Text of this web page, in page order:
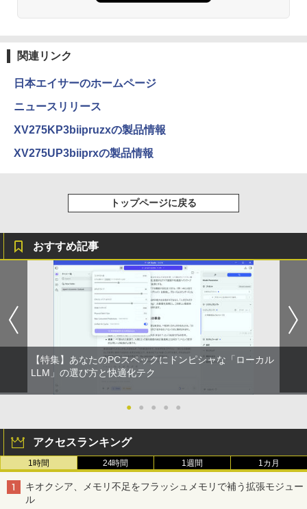
3
送料無料【中古】ガラスの仮面 1〜49巻
内すずえ 白泉社（少女コミック）
4
片田舎のおっさん、剣聖になる 11 〜
ただの田舎の剣術師範だったのに、大成
した弟子たちが俺を放ってくれない件〜
【電子書籍】[ 佐賀崎しげる ]
￥1,430
Anker Soundcore Liberty 5 アプリコットピ
【2026年アップグレード版】AOKIMI ワイヤ
セリング 自動ペアリング Type-C充電 マイク
付き 防水 タッチ式音量調整 スポーツ/通勤/通
学/WEB会議(ホワイト)
￥1,964
Xiaomi シャオミ REDMI Buds 8 Lite ワイヤ
レスイヤホン Bluetooth 5.4 ノイズキャンセ
リング ANC 36時間再生
￥250
On My Road (Stadium ver.)
￥250
On My Road (Stadium ver.)
BUGS LIFE
￥250
ットル (Smart Basic)
強炭酸水 ペットボトル 500ミリリットル (Sm
コカ・コーラ やかんの麦茶 from 爽健美茶 ラ
ベルレス 650mlPET×24本
￥2,009
￥832
ONE PIECE モノクロ版 115 (ジャンプコミッ
HUNTER×HUNTER モノクロ版 39 (ジャンプ
スーパーの裏でヤニ吸うふたり 9巻 (デジタル
版ビッグガンガンコミックス)
￥810
関連リンク
日本エイサーのホームページ
ニュースリリース
XV275KP3biipruzxの製品情報
XV275UP3biiprxの製品情報
トップページに戻る
おすすめ記事
【特集】あなたのPCスペックにドンピシャな「ローカル
LLM」の選び方と快適化テク
● ● ● ● ●
アクセスランキング
1時間 24時間 1週間 1カ月
キオクシア、メモリ不足をフラッシュメモリで補う拡張モジュー
ル